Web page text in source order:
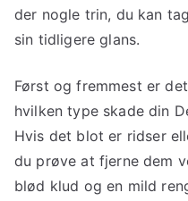
der nogle trin, du kan
sin tidligere glans.
Først og fremmest er
hvilken type skade din
Hvis det blot er ridser
du prøve at fjerne dem
blød klud og en mild